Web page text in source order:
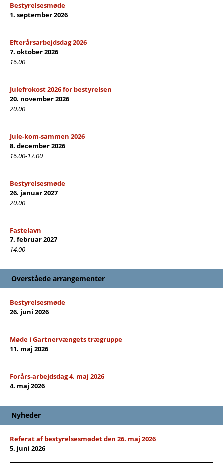
Bestyrelsesmøde
1. september 2026
Efterårsarbejdsdag 2026
7. oktober 2026
16.00
Julefrokost 2026 for bestyrelsen
20. november 2026
20.00
Jule-kom-sammen 2026
8. december 2026
16.00-17.00
Bestyrelsesmøde
26. januar 2027
20.00
Fastelavn
7. februar 2027
14.00
Overståede arrangementer
Bestyrelsesmøde
26. juni 2026
Møde i Gartnervængets trægruppe
11. maj 2026
Forårs-arbejdsdag 4. maj 2026
4. maj 2026
Nyheder
Referat af bestyrelsesmødet den 26. maj 2026
5. juni 2026